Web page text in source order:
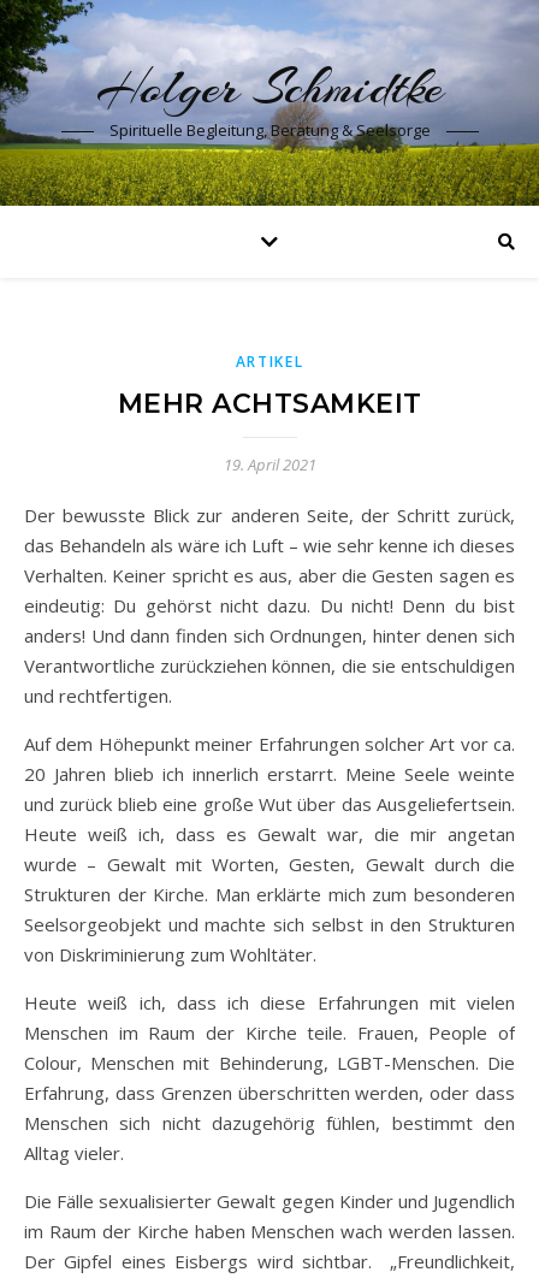
Holger Schmidtke
Spirituelle Begleitung, Beratung & Seelsorge
ARTIKEL
MEHR ACHTSAMKEIT
19. April 2021
Der bewusste Blick zur anderen Seite, der Schritt zurück,
das Behandeln als wäre ich Luft – wie sehr kenne ich dieses
Verhalten. Keiner spricht es aus, aber die Gesten sagen es
eindeutig: Du gehörst nicht dazu. Du nicht! Denn du bist
anders! Und dann finden sich Ordnungen, hinter denen sich
Verantwortliche zurückziehen können, die sie entschuldigen
und rechtfertigen.
Auf dem Höhepunkt meiner Erfahrungen solcher Art vor ca.
20 Jahren blieb ich innerlich erstarrt. Meine Seele weinte
und zurück blieb eine große Wut über das Ausgeliefertsein.
Heute weiß ich, dass es Gewalt war, die mir angetan
wurde – Gewalt mit Worten, Gesten, Gewalt durch die
Strukturen der Kirche. Man erklärte mich zum besonderen
Seelsorgeobjekt und machte sich selbst in den Strukturen
von Diskriminierung zum Wohltäter.
Heute weiß ich, dass ich diese Erfahrungen mit vielen
Menschen im Raum der Kirche teile. Frauen, People of
Colour, Menschen mit Behinderung, LGBT-Menschen. Die
Erfahrung, dass Grenzen überschritten werden, oder dass
Menschen sich nicht dazugehörig fühlen, bestimmt den
Alltag vieler.
Die Fälle sexualisierter Gewalt gegen Kinder und Jugendlich
im Raum der Kirche haben Menschen wach werden lassen.
Der Gipfel eines Eisbergs wird sichtbar. „Freundlichkeit,